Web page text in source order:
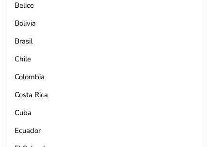
Belice
Bolivia
Brasil
Chile
Colombia
Costa Rica
Cuba
Ecuador